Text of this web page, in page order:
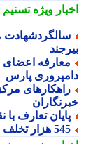
ویژهتسنیم نیوز
اعضای
پارس
مرکز
تعارف با
حادثه ساز در تهران اعمال قانون شد